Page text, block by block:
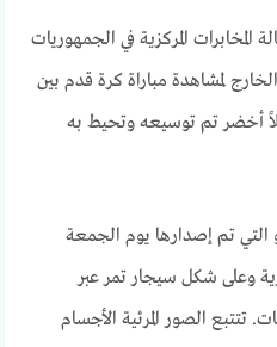
وكالة المخابرات المركزية في الجمهوريات
الخارج لمشاهدة مباراة كرة قدم بين
أخضر تم توسيعه وتحيط به
تم إصدارها يوم الجمعة
وعلى شكل سيجار تمر عبر
تتتبع الصور المرئية الأجسام